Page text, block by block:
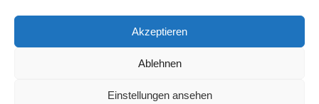
Akzeptieren
Ablehnen
Einstellungen ansehen
31 1 2 3 4 5 6